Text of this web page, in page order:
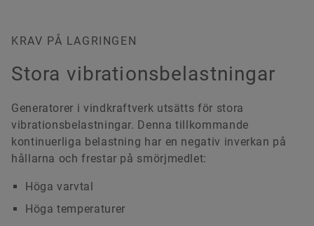
Download Contact
KRAV PÅ LAGRINGEN
Stora vibrationsbelastningar
Generatorer i vindkraftverk utsätts för stora
vibrationsbelastningar. Denna tillkommande
kontinuerliga belastning har en negativ inverkan på
hållarna och frestar på smörjmedlet:
Höga varvtal
Höga temperaturer